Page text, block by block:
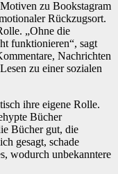
zu Bookstagram
Rückzugsort.
„Ohne die
funktionieren“, sagt
Nachrichten
zu einer sozialen
ihre eigene Rolle.
Bücher
Bücher gut, die
gesagt, schade
wodurch unbekanntere